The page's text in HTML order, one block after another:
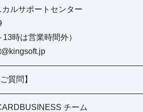
ルサポートセンター
時は営業時間外）
質問】
チーム